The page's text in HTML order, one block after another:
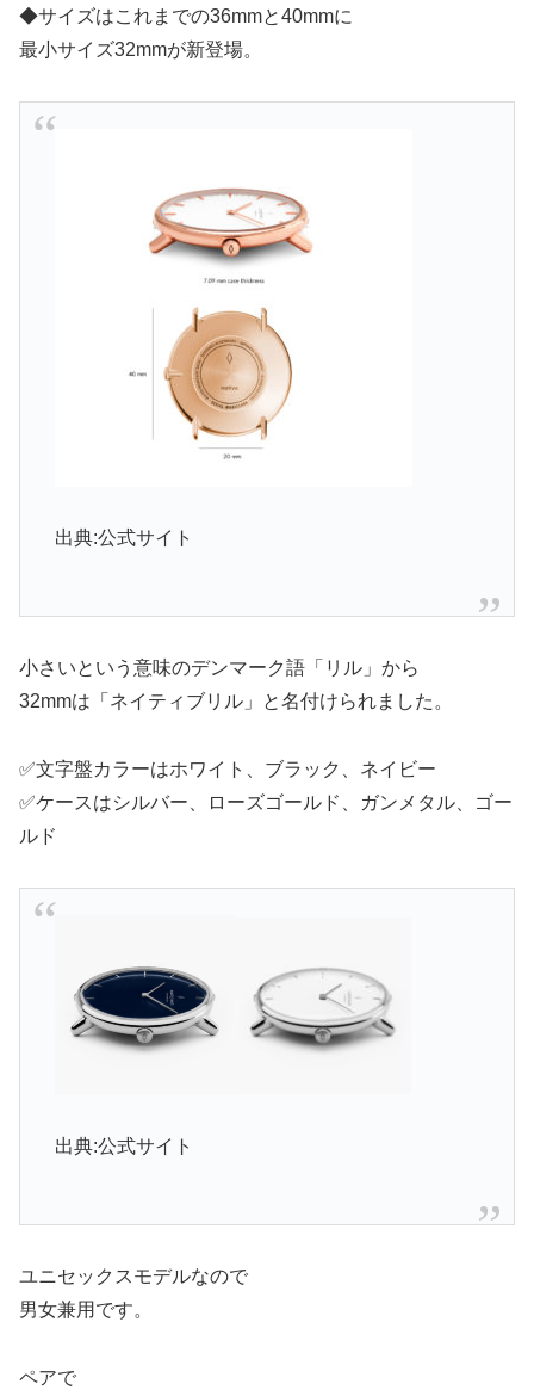
◆サイズはこれまでの36mmと40mmに
最小サイズ32mmが新登場。
出典:公式サイト
小さいという意味のデンマーク語「リル」から
32mmは「ネイティブリル」と名付けられました。
✅文字盤カラーはホワイト、ブラック、ネイビー
✅ケースはシルバー、ローズゴールド、ガンメタル、ゴー
ルド
出典:公式サイト
ユニセックスモデルなので
男女兼用です。
ペアで